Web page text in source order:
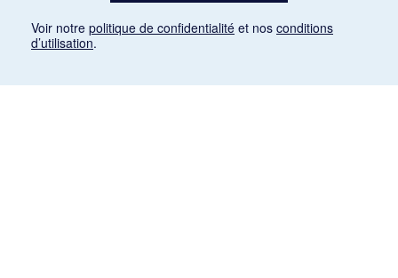
Voir notre politique de confidentialité et nos conditions
d’utilisation.